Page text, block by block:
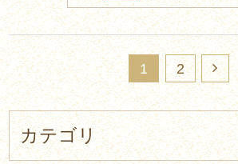
1 2
カテゴリ